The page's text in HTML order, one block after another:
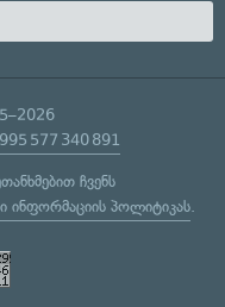
577 340 891
ჩვენს
ინფორმაციის პოლიტიკას.